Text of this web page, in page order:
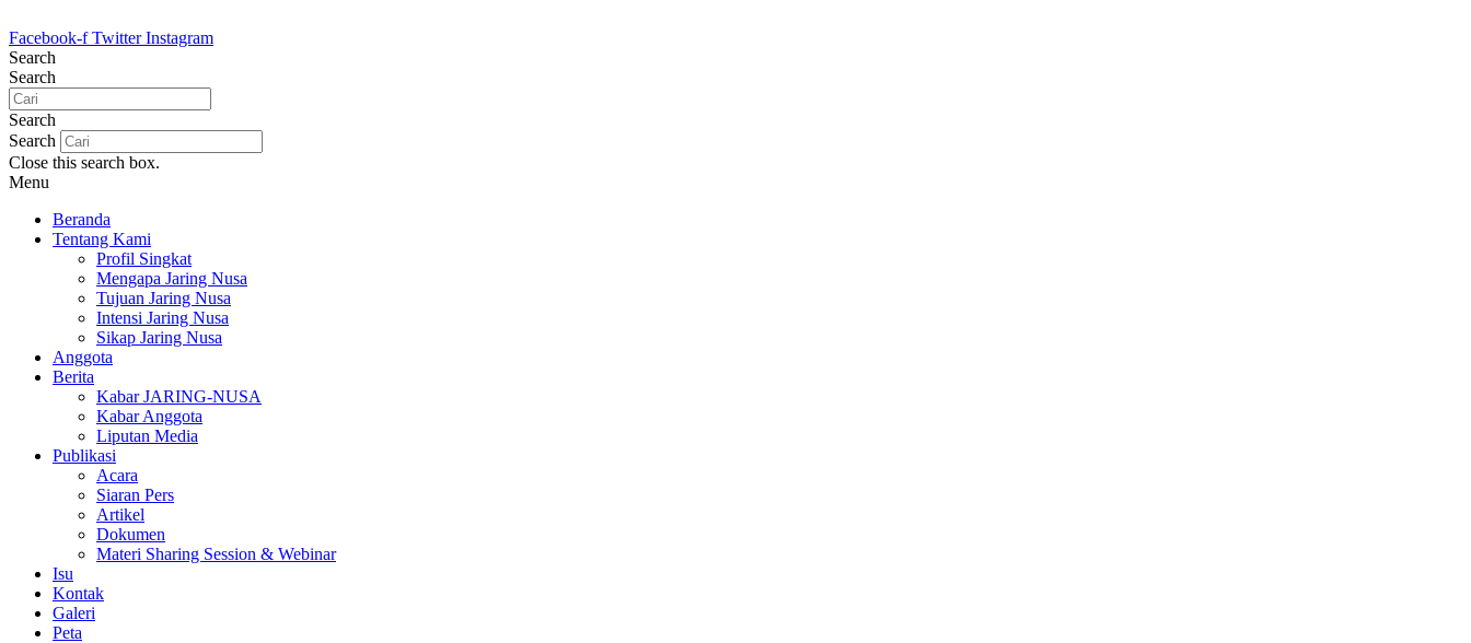
ke
konten
Facebook-f Twitter Instagram
Search
Search
Search
Search
Close this search box.
Menu
Beranda
Tentang Kami
Profil Singkat
Mengapa Jaring Nusa
Tujuan Jaring Nusa
Intensi Jaring Nusa
Sikap Jaring Nusa
Anggota
Berita
Kabar JARING-NUSA
Kabar Anggota
Liputan Media
Publikasi
Acara
Siaran Pers
Artikel
Dokumen
Materi Sharing Session & Webinar
Isu
Kontak
Galeri
Peta